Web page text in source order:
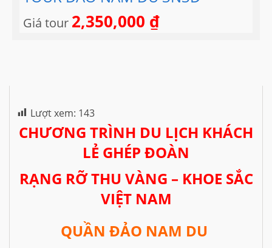
Giá tour 2,350,000 ₫
Lượt xem: 143
CHƯƠNG TRÌNH DU LỊCH KHÁCH
LẺ GHÉP ĐOÀN
RẠNG RỠ THU VÀNG – KHOE SẮC
VIỆT NAM
QUẦN ĐẢO NAM DU